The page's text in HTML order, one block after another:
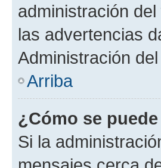
administración
las advertencias
Administración
Arriba
¿Cómo se
Si la